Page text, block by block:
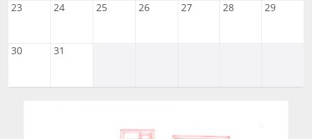
23 24 25 26 27 28 29
30 31